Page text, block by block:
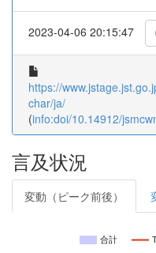
2023-04-06 20:15:47
https://
char/ja/
(info:doi/10.14912/
言及状況
変動（ピーク前後）
合計